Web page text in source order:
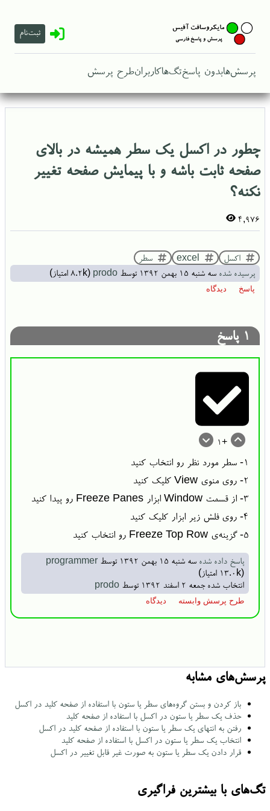
ثبت‌نام
پرسش‌هابدون پاسختگ‌هاکاربرانطرح پرسش
پرسش‌های مشابه
باز کردن و بستن گروه‌های سطر یا ستون با استفاده از صفحه کلید در اکسل
حذف یک سطر یا ستون در اکسل با استفاده از صفحه کلید
رفتن به انتهای یک سطر یا ستون با استفاده از صفحه کلید در اکسل
انتخاب یک سطر یا ستون در اکسل با استفاده از صفحه کلید
قرار دادن یک سطر یا ستون به صورت غیر قابل تغییر در اکسل
تگ‌های با بیشترین فراگیری
چطور در اکسل یک سطر همیشه در بالای
صفحه ثابت باشه و با پیمایش صفحه تغییر
نکنه؟
4,976
اکسل excel
سطر
پرسیده شده سه شنبه ۱۵ بهمن ۱۳۹۲ توسط prodo
(
8.2k امتیاز)
1 پاسخ
+1
۱- سطر مورد نظر رو انتخاب کنید
۲- روی منوی View کلیک کنید
۳- از قسمت Window ابزار Freeze Panes رو پیدا کنید
۴- روی فلش زیر ابزار کلیک کنید
۵- گزینه‌ی Freeze Top Row رو انتخاب کنید
پاسخ داده شده سه شنبه ۱۵ بهمن ۱۳۹۲ توسط programmer
(
13.0k امتیاز)
انتخاب شده جمعه ۲ اسفند ۱۳۹۲ توسط prodo